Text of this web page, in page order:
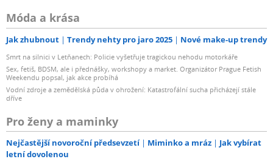
Móda a krása
Jak zhubnout Trendy nehty pro jaro 2025 Nové make-up trendy
Smrt na silnici v Letňanech: Policie vyšetřuje tragickou nehodu motorkáře
Sex, fetiš, BDSM, ale i přednášky, workshopy a market. Organizátor Prague Fetish
Weekendu popsal, jak akce probíhá
Vodní zdroje a zemědělská půda v ohrožení: Katastrofální sucha přicházejí stále
dříve
Pro ženy a maminky
Nejčastější novoroční předsevzetí Miminko a mráz
Jak vybírat
letní dovolenou